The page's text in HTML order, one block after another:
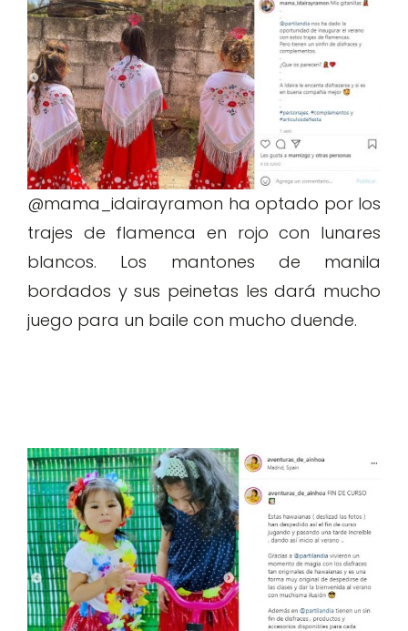
@mama_idairayramon ha optado por los
trajes de flamenca en rojo con lunares
blancos. Los mantones de manila
bordados y sus peinetas les dará mucho
juego para un baile con mucho duende.